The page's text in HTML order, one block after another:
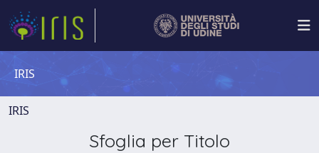
IRIS
IRIS
Sfoglia per Titolo